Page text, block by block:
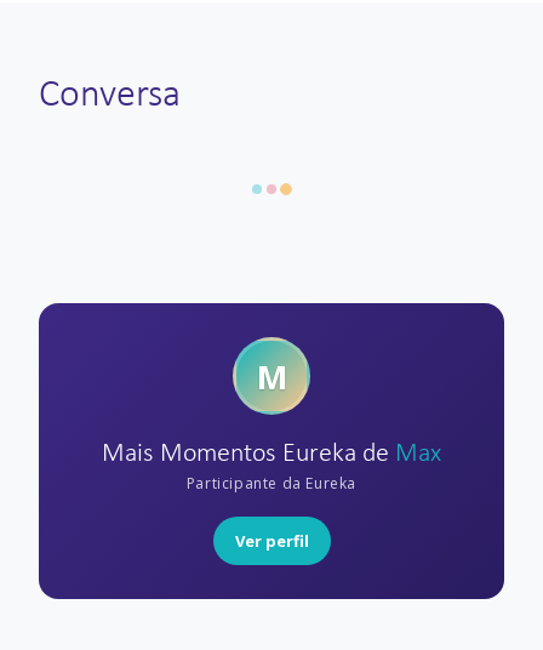
Conversa
M
Mais Momentos Eureka de Max
Participante da Eureka
Ver perfil